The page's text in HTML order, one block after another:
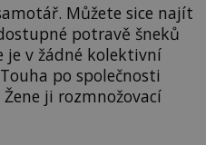
Můžete sice najít
potravě šneků
je v žádné kolektivní
po společnosti
ji rozmnožovací